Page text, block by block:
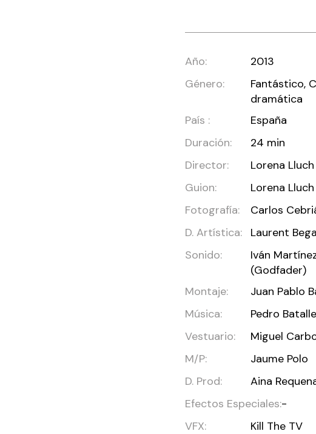
Año:
2013
Género:
Fantástico,
dramática
País :
España
Duración:
24 min
Director:
Lorena Lluch
Guion:
Lorena Lluch
Fotografía:
Carlos
D. Artística:
Laurent
Sonido:
Iván
(Godfader)
Montaje:
Juan Pablo
Música:
Pedro
Vestuario:
Miguel
M/P:
Jaume Polo
D. Prod:
Aina
Efectos Especiales:-
VFX:
Kill The TV